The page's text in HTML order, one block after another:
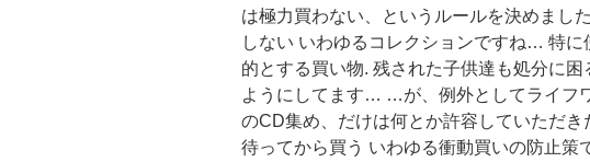
は極力買わない、というルールを決めまし
しない いわゆるコレクションですね… 特に
的とする買い物. 残された子供達も処分に
ようにしてます… …が、例外としてライフ
のCD集め、だけは何とか許容していただ
待ってから買う いわゆる衝動買いの防止策